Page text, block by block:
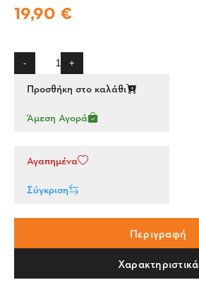
19,90 €
- +
Προσθήκη στο καλάθι
Άμεση Αγορά
Αγαπημένα
Σύγκριση
Περιγραφή
Χαρακτηριστικά